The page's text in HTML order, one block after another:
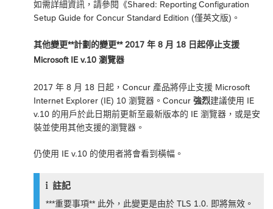
如需詳細資訊，請參閱《Shared: Reporting Configuration
Setup Guide for Concur Standard Edition (僅英文版)。
其他變更**計劃的變更** 2017 年 8 月 18 日起停止支援
Microsoft IE v.10 瀏覽器
2017 年 8 月 18 日起，Concur 產品將停止支援 Microsoft
Internet Explorer (IE) 10 瀏覽器。Concur 強烈建議使用 IE
v.10 的用戶於此日期前更新至最新版本的 IE 瀏覽器，或是安
裝並使用其他支援的瀏覽器。
仍使用 IE v.10 的使用者將會看到橫幅。
註記
***重要事項** 此外，此變更是由於 TLS 1.0. 即將無效。